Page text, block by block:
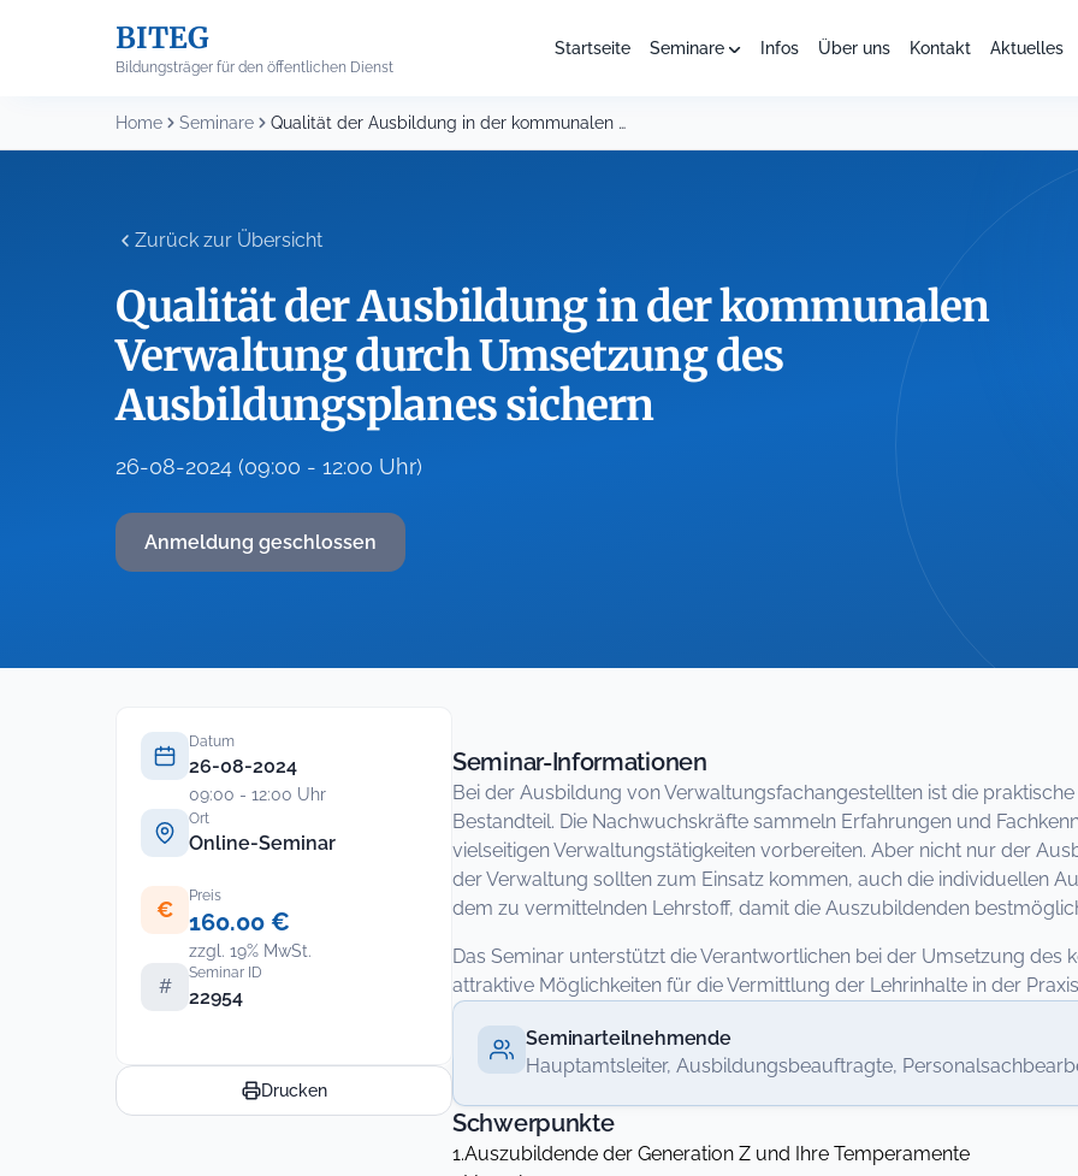
BITEG
Bildungsträger für den öffentlichen Dienst
Startseite Seminare Infos Über uns Kontakt Aktuelles
Home Seminare Qualität der Ausbildung in der kommunalen Verwaltung durch...
Zurück zur Übersicht
Qualität der Ausbildung in der kommunalen
Verwaltung durch Umsetzung des
Ausbildungsplanes sichern
26-08-2024 (09:00 - 12:00 Uhr)
Anmeldung geschlossen
Datum
26-08-2024
09:00 - 12:00 Uhr
Ort
Online-Seminar
€
Preis
160.00 €
zzgl. 19% MwSt.
#
Seminar ID
22954
Drucken
Seminar-Informationen
Bei der Ausbildung von Verwaltungsfachangestellten ist die
Bestandteil. Die Nachwuchskräfte sammeln Erfahrungen und
vielseitigen Verwaltungstätigkeiten vorbereiten. Aber nicht nur der
der Verwaltung sollten zum Einsatz kommen, auch die individuellen
dem zu vermittelnden Lehrstoff, damit die Auszubildenden
Das Seminar unterstützt die Verantwortlichen bei der Umsetzung
attraktive Möglichkeiten für die Vermittlung der Lehrinhalte in der
Seminarteilnehmende
Hauptamtsleiter, Ausbildungsbeauftragte,
Schwerpunkte
1.Auszubildende der Generation Z und Ihre Temperamente